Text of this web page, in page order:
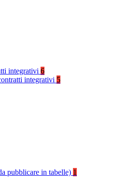
integrativi 6
integrativi 5
pubblicare in tabelle) 1